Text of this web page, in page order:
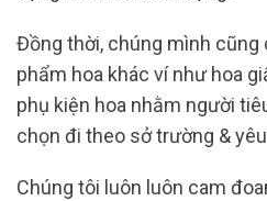
Đồng thời, chúng mình cũng
phẩm hoa khác ví như hoa
phụ kiện hoa nhằm người
chọn đi theo sở trường &
Chúng tôi luôn luôn cam